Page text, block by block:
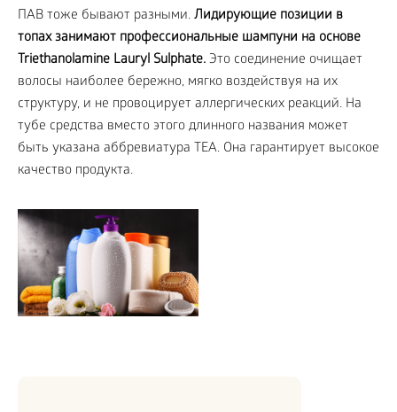
ПАВ тоже бывают разными. Лидирующие позиции в
топах занимают профессиональные шампуни на основе
Triethanolamine Lauryl Sulphate. Это соединение очищает
волосы наиболее бережно, мягко воздействуя на их
структуру, и не провоцирует аллергических реакций. На
тубе средства вместо этого длинного названия может
быть указана аббревиатура TEA. Она гарантирует высокое
качество продукта.